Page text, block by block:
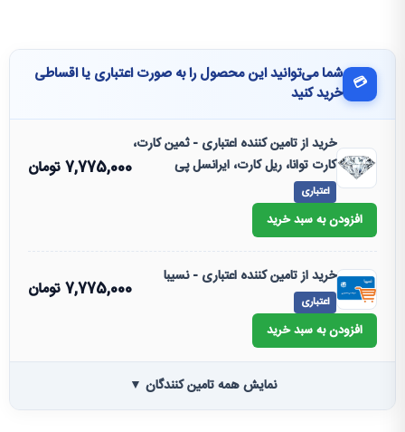
💳 شما می‌توانید این محصول را به صورت اعتباری یا اقساطی
خرید کنید
خرید از تامین کننده اعتباری - ثمین کارت،
کارت توانا، ریل کارت، ایرانسل پی
اعتباری
7,775,000تومان
افزودن به سبد خرید
خرید از تامین کننده اعتباری - نسیبا
اعتباری
7,775,000تومان
افزودن به سبد خرید
نمایش همه تامین کنندگان ▼